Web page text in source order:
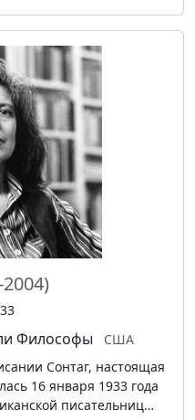
Философы
США
Сонтаг, настоящая
16 января 1933 года
писательниц…